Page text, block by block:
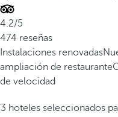
4.2/5
474 reseñas
Instalaciones renovadas
ampliación de restaurante
de velocidad
hoteles seleccionados